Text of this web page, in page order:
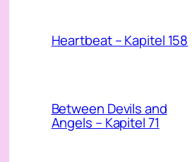
Heartbeat – Kapitel 158
Between Devils and
Angels – Kapitel 71